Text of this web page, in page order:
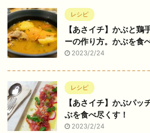
レシピ
【あさイチ】かぶと鶏
ーの作り方。かぶを食
2023/2/24
レシピ
【あさイチ】かぶパッ
ぶを食べ尽くす！
2023/2/24